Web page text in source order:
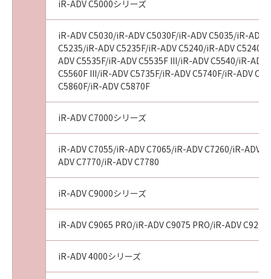
iR-ADV C5000シリーズ
iR-ADV C5030/iR-ADV C5030F/iR-ADV C5035/iR-
C5235/iR-ADV C5235F/iR-ADV C5240/iR-ADV
ADV C5535F/iR-ADV C5535F III/iR-ADV C5540/iR-
C5560F III/iR-ADV C5735F/iR-ADV C5740F/iR-ADV
C5860F/iR-ADV C5870F
iR-ADV C7000シリーズ
iR-ADV C7055/iR-ADV C7065/iR-ADV C7260/iR-ADV
ADV C7770/iR-ADV C7780
iR-ADV C9000シリーズ
iR-ADV C9065 PRO/iR-ADV C9075 PRO/iR-ADV
iR-ADV 4000シリーズ